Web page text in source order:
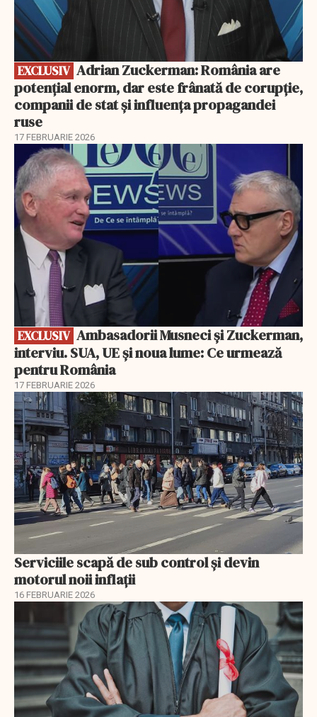
EXCLUSIV
potențial enorm, dar este frânată de corupție,
companii de stat și influența propagandei
ruse
17 FEBRUARIE 2026
EXCLUSIV
EXCLUSIV
interviu. SUA, UE și noua lume: Ce urmează
pentru România
17 FEBRUARIE 2026
Serviciile scapă de sub control și devin
motorul noii inflații
16 FEBRUARIE 2026